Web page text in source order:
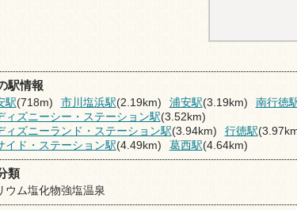
駅情報
駅(718m) 市川塩浜駅(2.19km) 浦安駅(3.19km) 南行徳
ィズニーシー・ステーション駅(3.52km)
ィズニーランド・ステーション駅(3.94km) 行徳駅
イド・ステーション駅(4.49km) 葛西駅(4.64km)
類
ウム塩化物強塩温泉